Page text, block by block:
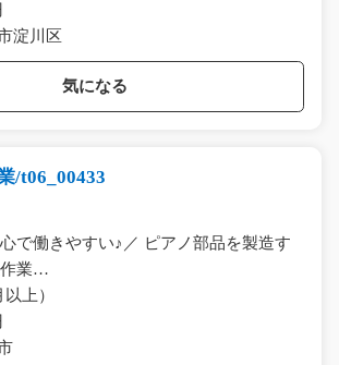
淀川区
気になる
/t06_00433
で働きやすい♪／ ピアノ部品を製造す
作業…
上）